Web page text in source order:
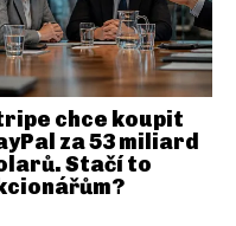
chce koupit
za 53 miliard
Stačí to